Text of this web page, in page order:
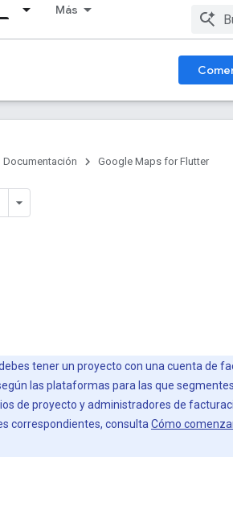
Más
Documentación Google Maps for Flutter
tener un proyecto con una cuenta de
las plataformas para las que
de proyecto y administradores de
correspondientes, consulta Cómo